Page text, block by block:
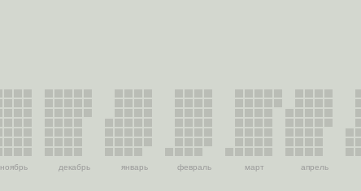
ноябрь декабрь январь февраль март апрель